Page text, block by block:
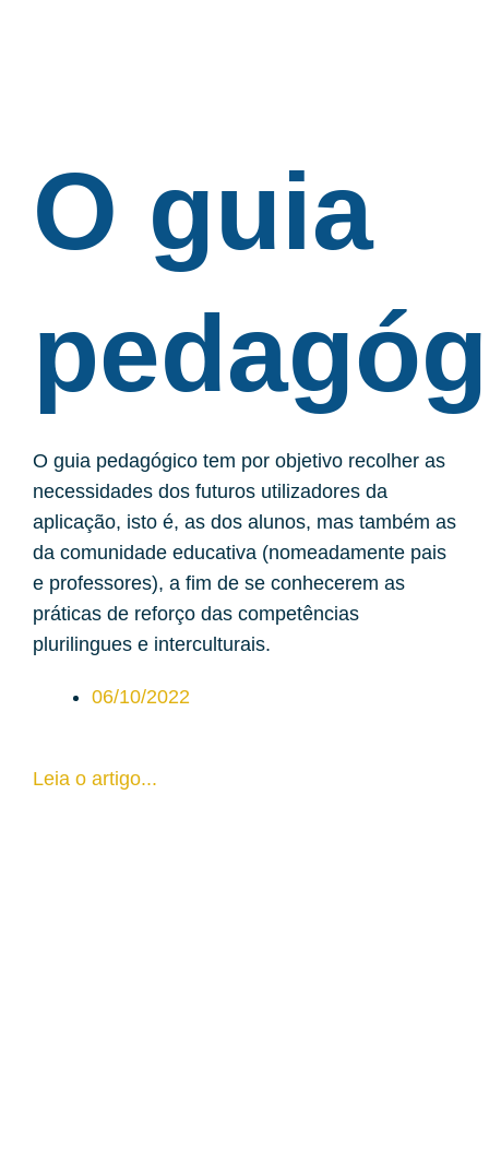
O guia
O guia pedagógico tem por objetivo recolher as
necessidades dos futuros utilizadores da
aplicação, isto é, as dos alunos, mas também as
da comunidade educativa (nomeadamente pais
e professores), a fim de se conhecerem as
práticas de reforço das competências
plurilingues e interculturais.
06/10/2022
Leia o artigo...